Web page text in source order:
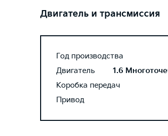
Двигатель и трансмиссия
Год производства
Двигатель
1.6
Коробка передач
Привод